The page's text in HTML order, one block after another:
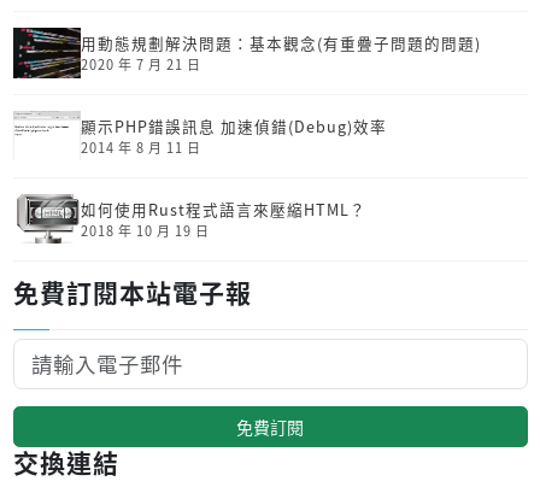
用動態規劃解決問題：基本觀念(有重疊子問題的問題)
2020 年 7 月 21 日
顯示PHP錯誤訊息 加速偵錯(Debug)效率
2014 年 8 月 11 日
如何使用Rust程式語言來壓縮HTML？
2018 年 10 月 19 日
免費訂閱本站電子報
免費訂閱
交換連結